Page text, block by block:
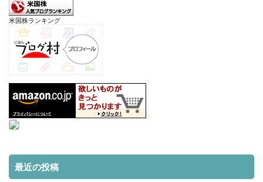
米国株ランキング
最近の投稿